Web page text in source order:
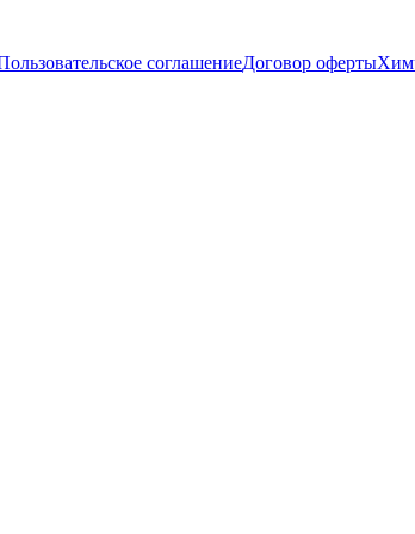
соглашениеДоговор оферты